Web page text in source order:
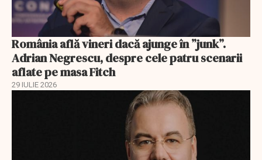
România află vineri dacă ajunge în ”junk”.
Adrian Negrescu, despre cele patru scenarii
aflate pe masa Fitch
29 IULIE 2026